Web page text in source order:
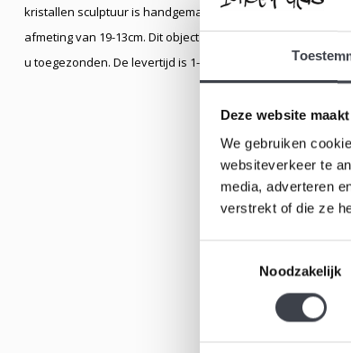
Deze website
We gebruiken
websiteverkeer te
media, adverteren
verstrekt of die ze
Noodzakelijk
kristallen sculptuur is handgemaakt waarin de afbeelding
afmeting van 19-13cm. Dit object maakt deel uit van onze
u toegezonden. De levertijd is 1-2 weken.